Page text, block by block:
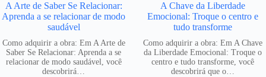
A Arte de Saber Se Relacionar:
Aprenda a se relacionar de modo
saudável
Como adquirir a obra: Em A Arte de
Saber Se Relacionar: Aprenda a se
relacionar de modo saudável, você
descobrirá…
A Chave da Liberdade
Emocional: Troque o centro e
tudo transforme
Como adquirir a obra: Em A Chave
da Liberdade Emocional: Troque o
centro e tudo transforme, você
descobrirá que o…